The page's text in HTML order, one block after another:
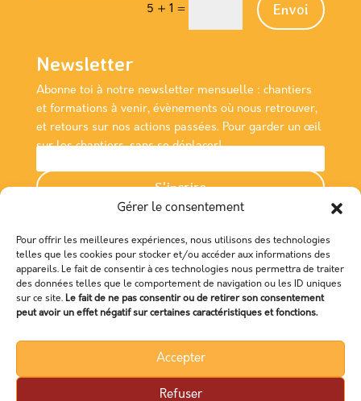
Gérer le consentement
Pour offrir les meilleures expériences, nous utilisons des technologies
telles que les cookies pour stocker et/ou accéder aux informations des
appareils. Le fait de consentir à ces technologies nous permettra de traiter
des données telles que le comportement de navigation ou les ID uniques
sur ce site. Le fait de ne pas consentir ou de retirer son consentement
peut avoir un effet négatif sur certaines caractéristiques et fonctions.
Accepter
Refuser
5 + 1 = Envoi
Newsletter
Abonne toi à notre newsletter mensuelle : chantiers
et formations à venir, évènements où nous retrouver,
et retours sur nos actions passées. Pour garder un œil
sur les chantiers, sans se déplacer!
S'incrire
Nous rencontrer
Association Empreinte
Maison de la Consommation et de l'Environnement
48 Boulevard Magenta,